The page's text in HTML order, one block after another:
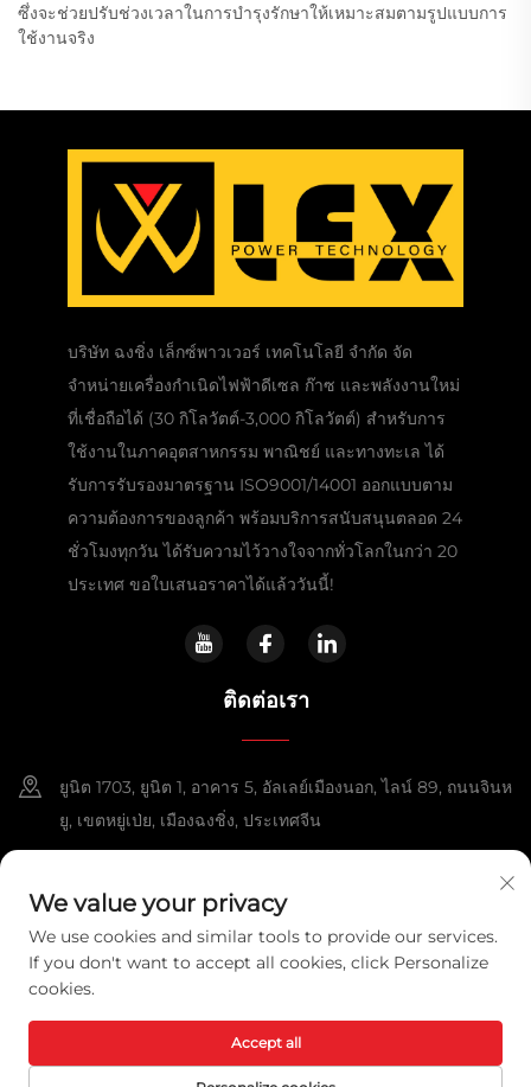
ซึ่งจะช่วยปรับช่วงเวลาในการบำรุงรักษาให้เหมาะสมตามรูปแบบการ
ใช้งานจริง
บริษัท ฉงชิ่ง เล็กซ์พาวเวอร์ เทคโนโลยี จำกัด จัด
จำหน่ายเครื่องกำเนิดไฟฟ้าดีเซล ก๊าซ และพลังงานใหม่
ที่เชื่อถือได้ (30 กิโลวัตต์-3,000 กิโลวัตต์) สำหรับการ
ใช้งานในภาคอุตสาหกรรม พาณิชย์ และทางทะเล ได้
รับการรับรองมาตรฐาน ISO9001/14001 ออกแบบตาม
ความต้องการของลูกค้า พร้อมบริการสนับสนุนตลอด 24
ชั่วโมงทุกวัน ได้รับความไว้วางใจจากทั่วโลกในกว่า 20
ประเทศ ขอใบเสนอราคาได้แล้ววันนี้!
ติดต่อเรา
ยูนิต 1703, ยูนิต 1, อาคาร 5, อัลเลย์เมืองนอก, ไลน์ 89, ถนนจินห
ยู, เขตหยู่เป่ย, เมืองฉงชิ่ง, ประเทศจีน
[email protected]
นโยบายความเป็นส่วนตัว
We value your privacy
We use cookies and similar tools to provide our services.
If you don't want to accept all cookies, click Personalize
cookies.
Accept all